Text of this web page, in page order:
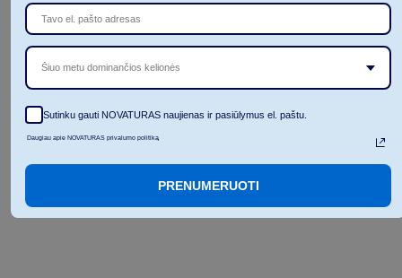
Šiuo metu dominančios kelionės
Sutinku gauti NOVATURAS naujienas ir pasiūlymus el. paštu.
Daugiau apie NOVATURAS privalumo politiką
PRENUMERUOTI